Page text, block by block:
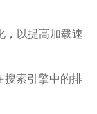
，以提高加载速
搜索引擎中的排